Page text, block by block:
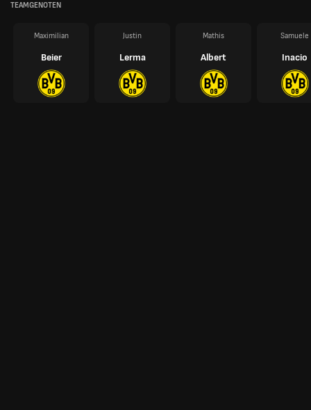
TEAMGENOTEN
Maximilian
Beier
Justin
Lerma
Mathis
Albert
Samuele
Inacio